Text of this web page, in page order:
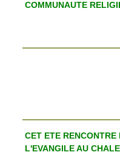
COMMUNAUTE
CET ETE RENCONTRE
L'EVANGILE AU